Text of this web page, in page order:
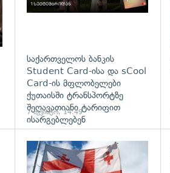
საქართველოს ბანკის
Student Card-ისა და sCool
Card-ის მფლობელები
ქუთაისში ტრანსპორტზე
შეღავათიანი ტარიფით
ისარგებლებენ
7 აგვისტო, 14:49